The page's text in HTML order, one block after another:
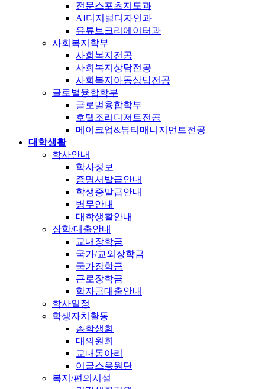
전문스포츠지도과
AI디지털디자인과
유튜브크리에이터과
사회복지학부
사회복지전공
사회복지상담전공
사회복지아동상담전공
글로벌융합학부
글로벌융합학부
호텔조리디저트전공
메이크업&뷰티매니지먼트전공
대학생활
학사안내
학사정보
증명서발급안내
학생증발급안내
병무안내
대학생활안내
장학/대출안내
교내장학금
국가/교외장학금
국가장학금
근로장학금
학자금대출안내
학사일정
학생자치활동
총학생회
대의원회
교내동아리
이글스응원단
복지/편의시설